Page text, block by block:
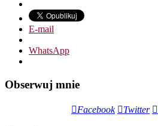
E-mail
WhatsApp
Obserwuj mnie
Facebook Twitter